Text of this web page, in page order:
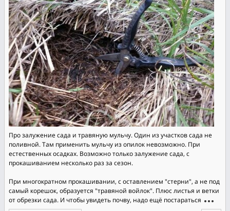
Про залужение сада и травяную мульчу. Один из участков сада не
поливной. Там применить мульчу из опилок невозможно. При
естественных осадках. Возможно только залужение сада, с
прокашиванием несколько раз за сезон.
При многократном прокашивании, с оставлением "стерни", а не под
самый корешок, образуется "травяной войлок". Плюс листья и ветки
от обрезки сада. И чтобы увидеть почву, надо ещё постараться